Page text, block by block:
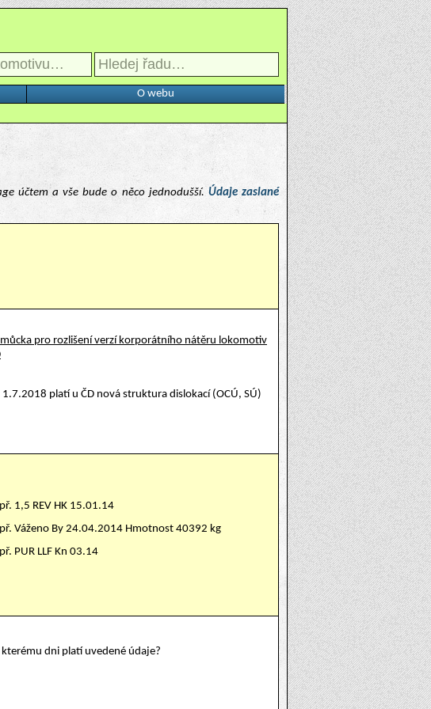
O webu
účtem a vše bude o něco jednodušší. Údaje zaslané
pro rozlišení verzí korporátního nátěru lokomotiv
1.7.2018 platí u ČD nová struktura dislokací (OCÚ, SÚ)
1,5 REV HK 15.01.14
Váženo By 24.04.2014 Hmotnost 40392 kg
PUR LLF Kn 03.14
kterému dni platí uvedené údaje?